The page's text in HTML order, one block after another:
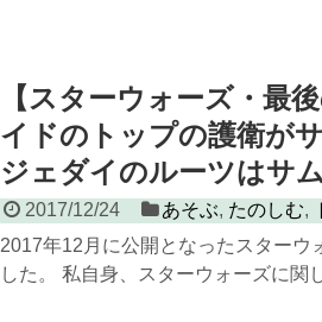
【スターウォーズ・最
イドのトップの護衛が
ジェダイのルーツはサ
2017/12/24 あそぶ, たのしむ,
2017年12月に公開となったスターウ
した。 私自身、スターウォーズに関